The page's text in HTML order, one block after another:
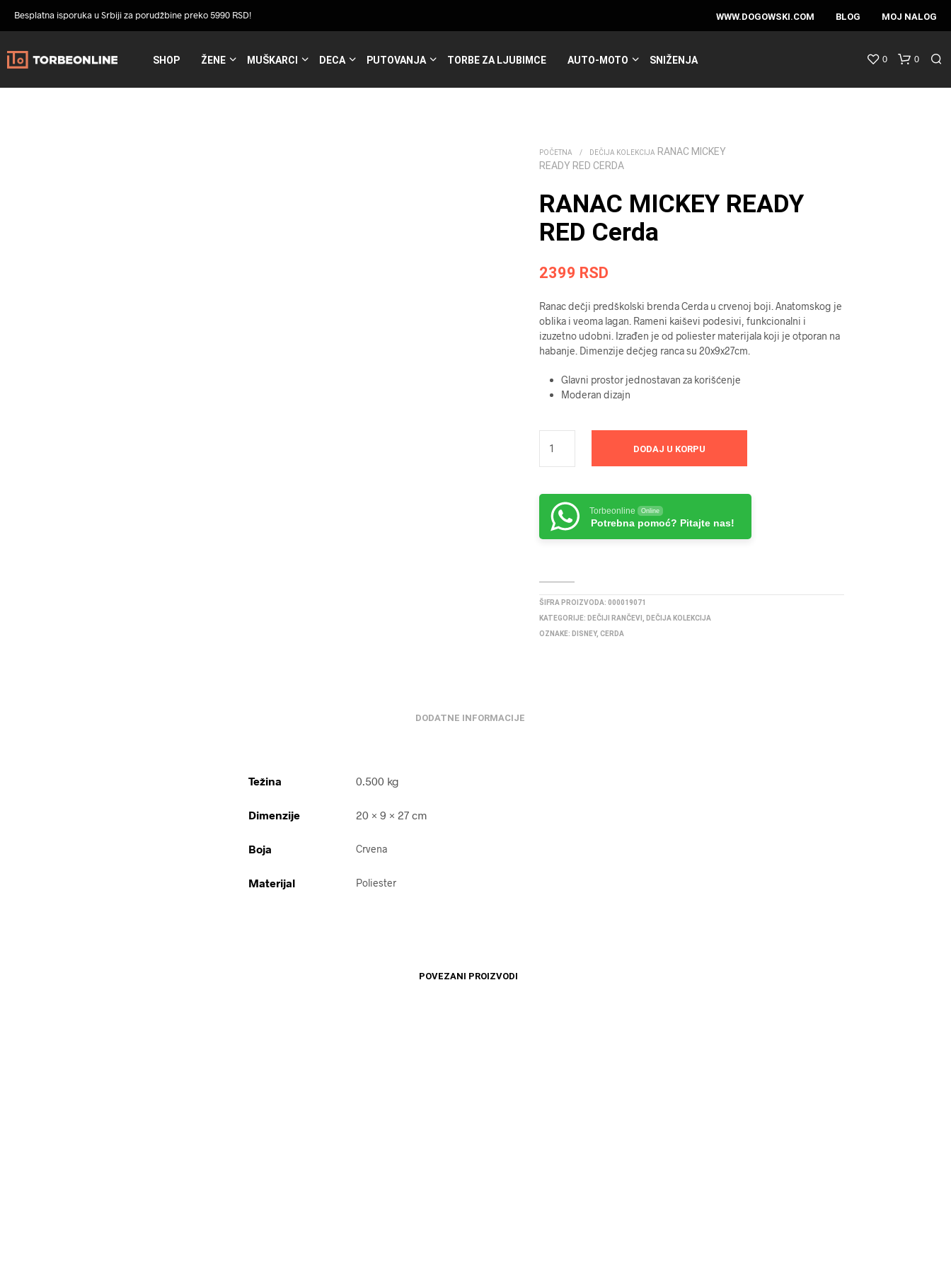
Besplatna isporuka u Srbiji za porudžbine preko 5990 RSD! WWW.DOGOWSKI.COM BLOG MOJ NALOG
SHOP ŽENE MUŠKARCI DECA PUTOVANJA TORBE ZA LJUBIMCE AUTO-MOTO SNIŽENJA 0 0
POČETNA / DEČIJA KOLEKCIJA RANAC MICKEY
READY RED CERDA
RANAC MICKEY READY
RED Cerda
2399 RSD
Ranac dečji predškolski brenda Cerda u crvenoj boji. Anatomskog je
oblika i veoma lagan. Rameni kaiševi podesivi, funkcionalni i
izuzetno udobni. Izrađen je od poliester materijala koji je otporan na
habanje. Dimenzije dečjeg ranca su 20x9x27cm.
Glavni prostor jednostavan za korišćenje
Moderan dizajn
DODAJ U KORPU
Torbeonline Online
Potrebna pomoć? Pitajte nas!
ŠIFRA PROIZVODA:000019071
KATEGORIJE: DEČIJI RANČEVI
DEČIJA KOLEKCIJA
OZNAKE: DISNEY,CERDA
DODATNE INFORMACIJE
Težina 0.500 kg
Dimenzije 20 × 9 × 27 cm
Boja Crvena
Materijal Poliester
POVEZANI PROIZVODI